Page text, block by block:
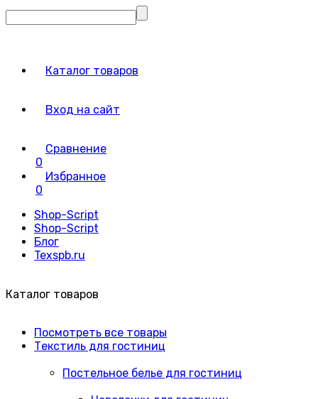
Каталог товаров
Вход на сайт
Сравнение
0
Избранное
0
Shop-Script
Shop-Script
Блог
Texspb.ru
Каталог товаров
Посмотреть все товары
Текстиль для гостиниц
Постельное белье для гостиниц